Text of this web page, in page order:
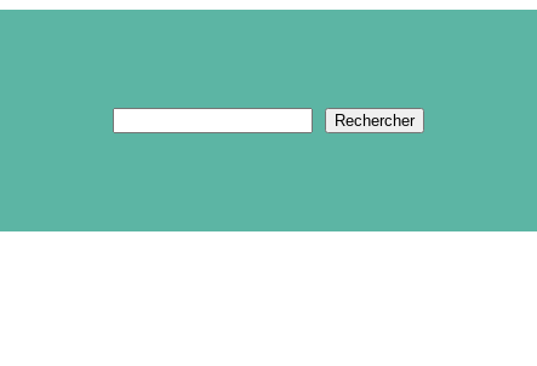
Rechercher Rechercher